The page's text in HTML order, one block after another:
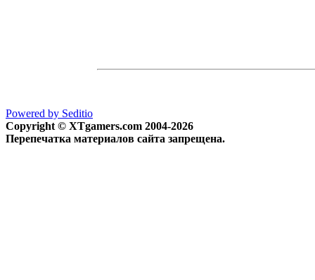
Powered by Seditio
Copyright © XTgamers.com 2004-2026
Перепечатка материалов сайта запрещена.